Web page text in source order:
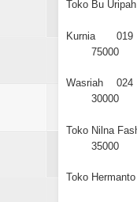
Toko Bu Uripah
Kurnia 019
75000
Wasriah 024
30000
Toko Nilna
35000
Toko Hermanto